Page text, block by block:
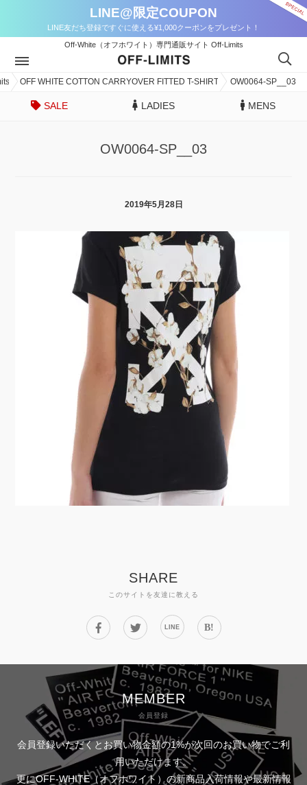
LINE@限定COUPON
LINE友だち登録ですぐに使える¥1,000クーポンをプレゼント！
Off-White（オフホワイト）専門通販サイト Off-Limits
OFF WHITE COTTON CARRYOVER FITTED T-SHIRT OW0064-SP__03
SALE LADIES MENS
OW0064-SP__03
2019年5月28日
SHARE
このサイトを友達に教える
LINE B!
MEMBER
会員登録
会員登録いただくとお買い物金額の1%が次回のお買い物でご利
用いただけます。
更にOFF-WHITE（オフホワイト）の新商品入荷情報や最新情報